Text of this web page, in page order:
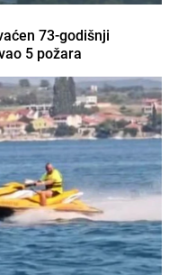
73-godišnji
5 požara